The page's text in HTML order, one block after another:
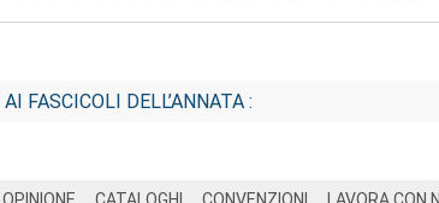
FASCICOLI DELL’ANNATA :